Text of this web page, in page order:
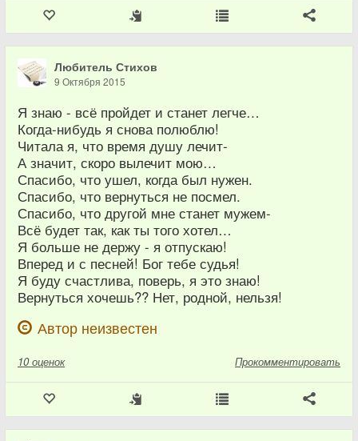
Любитель Стихов
9 Октября 2015
Я знаю - всё пройдет и станет легче…
Когда-нибудь я снова полюблю!
Читала я, что время душу лечит-
А значит, скоро вылечит мою…
Спасибо, что ушел, когда был нужен.
Спасибо, что вернуться не посмел.
Спасибо, что другой мне станет мужем-
Всё будет так, как ты того хотел…
Я больше не держу - я отпускаю!
Вперед и с песней! Бог тебе судья!
Я буду счастлива, поверь, я это знаю!
Вернуться хочешь?? Нет, родной, нельзя!
Автор неизвестен
10 оценок Прокомментировать